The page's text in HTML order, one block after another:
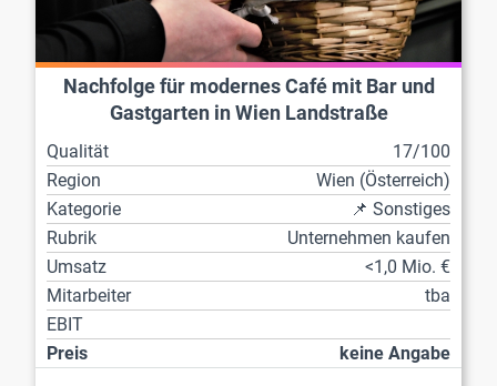
Nachfolge für modernes Café mit Bar und
Gastgarten in Wien Landstraße
Qualität
17/100
Region
Wien (Österreich)
Kategorie
📌 Sonstiges
Rubrik
Unternehmen kaufen
Umsatz
<1,0 Mio. €
Mitarbeiter
tba
EBIT
Preis
keine Angabe